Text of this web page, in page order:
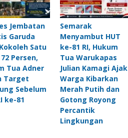
Jembatan
Garuda
Satu
Persen,
Tua Adner
Target
Sebelum
ke-81
Semarak
Menyambut HUT
ke-81 RI, Hukum
Tua Warukapas
Julian Kamagi Ajak
Warga Kibarkan
Merah Putih dan
Gotong Royong
Percantik
Lingkungan